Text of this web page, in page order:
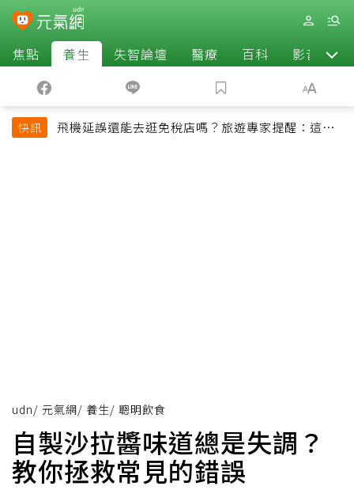
焦點 養生 失智論壇 醫療 百科 影音
快訊
飛機延誤還能去逛免稅店嗎？旅遊專家提醒：這個
udn/ 元氣網/ 養生/ 聰明飲食
自製沙拉醬味道總是失調？
教你拯救常見的錯誤